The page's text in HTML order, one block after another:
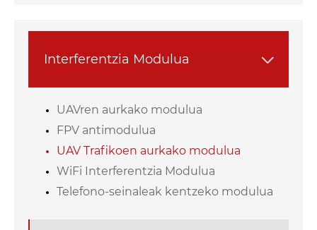
Interferentzia Modulua 
UAVren aurkako modulua
FPV antimodulua
UAV Trafikoen aurkako modulua
WiFi Interferentzia Modulua
Telefono-seinaleak kentzeko modulua